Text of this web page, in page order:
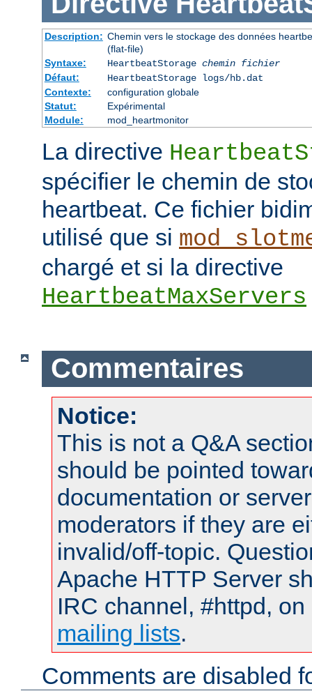
Description: Chemin vers le stockage des données
(flat-file)
Syntaxe:
HeartbeatStorage chemin fichier
Défaut:
HeartbeatStorage logs/hb.dat
Contexte:
configuration globale
Statut:
Expérimental
Module:
mod_heartmonitor
La directive
spécifier le chemin de
heartbeat. Ce fichier
utilisé que si
chargé et si la directive
HeartbeatMaxServers
Commentaires
Notice:
This is not a Q&A
should be pointed
documentation or
moderators if they are
invalid/off-topic.
Apache HTTP Server
IRC channel, #httpd,
mailing lists.
Comments are disabled